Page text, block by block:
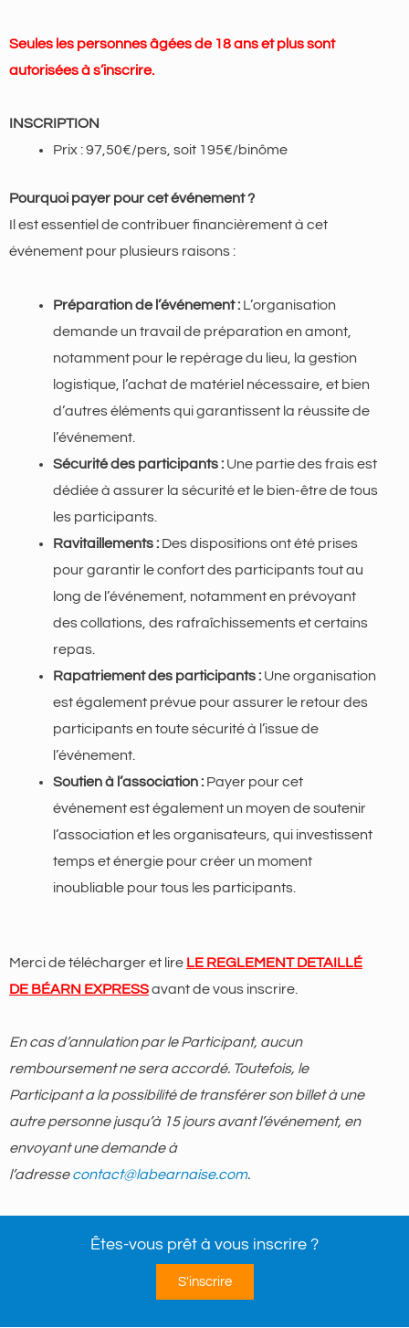
Seules les personnes âgées de 18 ans et plus sont
autorisées à s’inscrire.
INSCRIPTION
Prix : 97,50€/pers, soit 195€/binôme
Pourquoi payer pour cet événement ?
Il est essentiel de contribuer financièrement à cet
événement pour plusieurs raisons :
Préparation de l’événement : L’organisation
demande un travail de préparation en amont,
notamment pour le repérage du lieu, la gestion
logistique, l’achat de matériel nécessaire, et bien
d’autres éléments qui garantissent la réussite de
l’événement.
Sécurité des participants : Une partie des frais est
dédiée à assurer la sécurité et le bien-être de tous
les participants.
Ravitaillements : Des dispositions ont été prises
pour garantir le confort des participants tout au
long de l’événement, notamment en prévoyant
des collations, des rafraîchissements et certains
repas.
Rapatriement des participants : Une organisation
est également prévue pour assurer le retour des
participants en toute sécurité à l’issue de
l’événement.
Soutien à l’association : Payer pour cet
événement est également un moyen de soutenir
l’association et les organisateurs, qui investissent
temps et énergie pour créer un moment
inoubliable pour tous les participants.
Merci de télécharger et lire LE REGLEMENT DETAILLÉ
DE BÉARN EXPRESSavant de vous inscrire.
En cas d’annulation par le Participant, aucun
remboursement ne sera accordé. Toutefois, le
Participant a la possibilité de transférer son billet à une
autre personne jusqu’à 15 jours avant l’événement, en
envoyant une demande à
l’adressecontact@labearnaise.com.
Êtes-vous prêt à vous inscrire ?
S'inscrire